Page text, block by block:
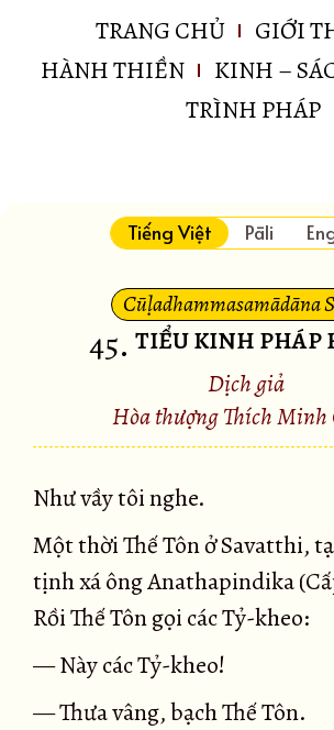
TRANG CHỦ
GIỚI
HÀNH THIỀN
KINH –
TRÌNH PHÁP
Tiếng Việt Pāli
Cūḷadhammasamādāna
45. TIỂU KINH PHÁP
Dịch giả
Hòa thượng Thích Minh
Như vầy tôi nghe.
Một thời Thế Tôn ở Savatthi,
tịnh xá ông Anathapindika
Rồi Thế Tôn gọi các Tỷ-kheo:
— Này các Tỷ-kheo!
— Thưa vâng, bạch Thế Tôn.